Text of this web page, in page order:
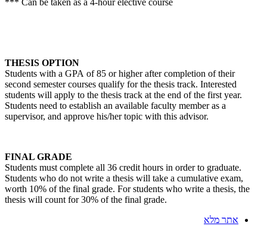
THESIS OPTION
Students with a GPA of 85 or higher after completion of their
second semester courses qualify for the thesis track. Interested
students will apply to the thesis track at the end of the first year.
Students need to establish an available faculty member as a
supervisor, and approve his/her topic with this advisor.
FINAL GRADE
Students must complete all 36 credit hours in order to graduate.
Students who do not write a thesis will take a cumulative exam,
worth 10% of the final grade. For students who write a thesis, the
thesis will count for 30% of the final grade.
אתר מלא